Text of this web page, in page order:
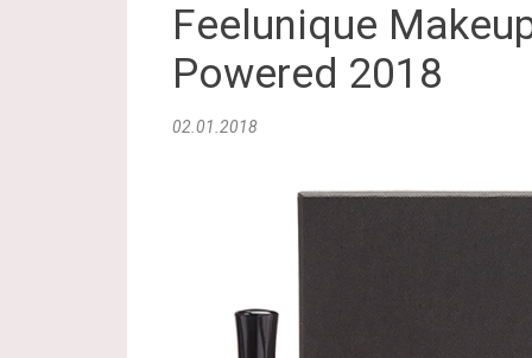
Feelunique
Powered 2018
02.01.2018